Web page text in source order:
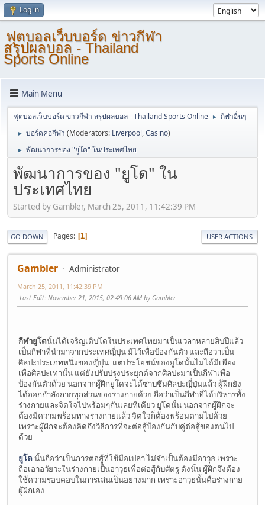
Log in
ฟุตบอลเว็บบอร์ด ข่าวกีฬา
สรุปผลบอล - Thailand
Sports Online
Main Menu
ฟุตบอลเว็บบอร์ด ข่าวกีฬา สรุปผลบอล - Thailand Sports Online ► กีฬาอื่นๆ
► บอร์ดคอกีฬา (Moderators: Liverpool,Casino)
► พัฒนาการของ "ยูโด" ในประเทศไทย
พัฒนาการของ "ยูโด" ใน
ประเทศไทย
Started by Gambler, March 25, 2011, 11:42:39 PM
GO DOWN Pages 1 USER ACTIONS
Gambler Administrator
March 25, 2011, 11:42:39 PM
Last Edit: November 21, 2015, 02:49:06 AM by Gambler
กีฬายูโดนั้นได้เจริญเติบโตในประเทศไทยมาเป็นเวลาหลายสิบปีแล้ว
เป็นกีฬาที่นำมาจากประเทศญี่ปุ่น มีไว้เพื่อป้องกันตัว และถือว่าเป็น
ศิลปะประเภทหนึ่งของญี่ปุ่น แต่ประโยชน์ของยูโดนั้นไม่ได้มีเพียง
เพื่อศิลปะเท่านั้น แต่ยังปรับปรุงประยุกต์จากศิลปะมาเป็นกีฬาเพื่อ
ป้องกันตัวด้วย นอกจากผู้ฝึกยูโดจะได้ซาบซึมศิลปะญี่ปุ่นแล้ว ผู้ฝึกยัง
ได้ออกกำลังกายทุกส่วนของร่างกายด้วย ถือว่าเป็นกีฬาที่ได้บริหารทั้ง
ร่างกายและจิตใจไปพร้อมๆกันเลยทีเดียว ยูโดนั้น นอกจากผู้ฝึกจะ
ต้องมีความพร้อมทางร่างกายแล้ว จิตใจก็ต้องพร้อมตามไปด้วย
เพราะผู้ฝึกจะต้องคิดถึงวิธีการที่จะต่อสู้ป้องกันกับคู่ต่อสู้ของตนไป
ด้วย
ยูโดนั้นถือว่าเป็นการต่อสู้ที่ใช้มือเปล่า ไม่จำเป็นต้องมีอาวุธ เพราะ
ถือเอาอวัยวะในร่างกายเป็นอาวุธเพื่อต่อสู้กับศัตรู ดังนั้น ผู้ฝึกจึงต้อง
ใช้ความรอบคอบในการเล่นเป็นอย่างมาก เพราะอาวุธนั้นคือร่างกาย
ผู้ฝึกเอง